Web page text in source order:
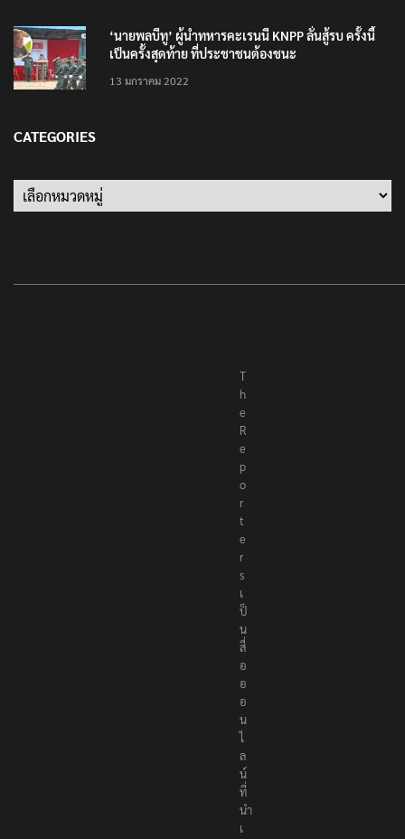
‘นายพลบีทู’ ผู้นำทหารคะเรนนี KNPP ลั่นสู้รบ ครั้งนี้
เป็นครั้งสุดท้าย ที่ประชาชนต้องชนะ
13 มกราคม 2022
CATEGORIES
T
h
e
R
e
p
o
r
t
e
r
s
เ
ป็
น
สื่
อ
อ
อ
น
ไ
ล
น์
ที่
นำ
เ